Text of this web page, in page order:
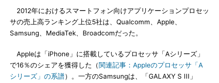
2012年におけるスマートフォン向けアプリケーションプロセッ
サの売上高ランキング上位5社は、Qualcomm、Apple、
Samsung、MediaTek、Broadcomだった。
Appleは「iPhone」に搭載しているプロセッサ「Aシリーズ」
で16％のシェアを獲得した（関連記事：Appleのプロセッサ「A
シリーズ」の系譜）。一方のSamsungは、「GALAXY S III」